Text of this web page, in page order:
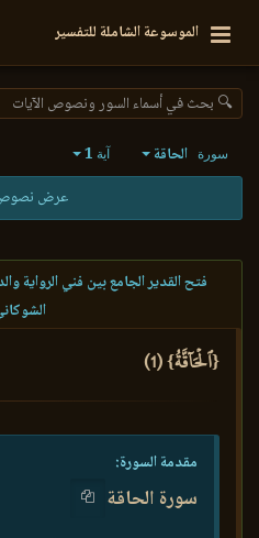
الموسوعة الشاملة للتفسير
🔍 بحث في أسماء السور ونصوص الآيات
سورة الحاقة آية 1
عرض نصوص
فتح القدير الجامع بين فني الرواية
{ٱلۡحَآقَّةُ} (1)
مقدمة السورة:
سورة الحاقة